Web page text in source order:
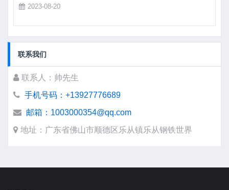
2023-08-20
联系我们
联系人：帅先生
手机号码：+13927776689
邮箱：1003000354@qq.com
地址：广东省佛山市顺德区乐从镇乐从钢铁世界